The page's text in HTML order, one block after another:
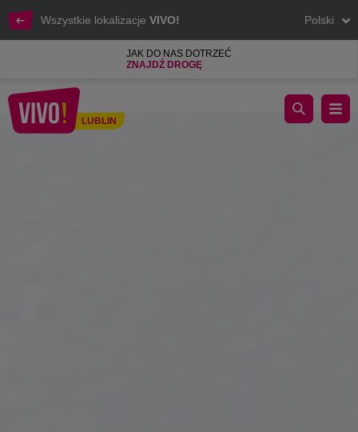
Wszystkie lokalizacje VIVO! Polski
JAK DO NAS DOTRZEĆ
ZNAJDŹ DROGĘ
LUBLIN
Zapraszamy na Vintage Day!